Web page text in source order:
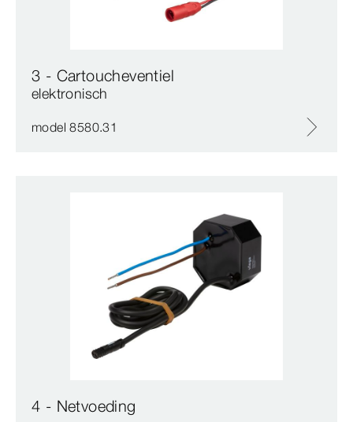
3 - Cartoucheventiel
elektronisch
model 8580.31
4 - Netvoeding